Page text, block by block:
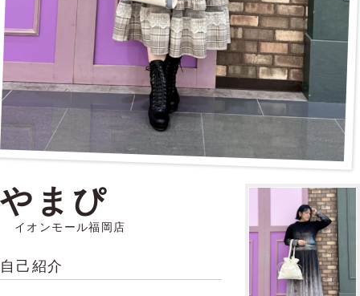
やまぴ
イオンモール福岡店
自己紹介